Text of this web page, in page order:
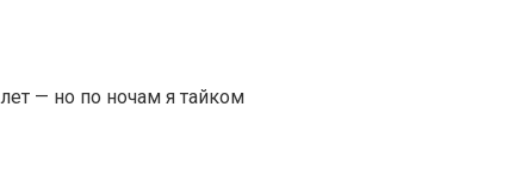
— но по ночам я тайком